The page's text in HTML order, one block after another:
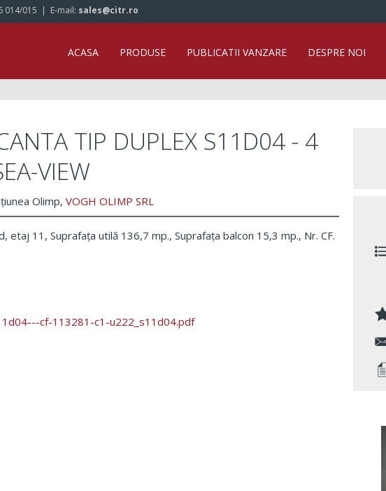
014/015 | E-mail: sales@citr.ro
ACASA PRODUSE PUBLICATII VANZARE DESPRE NOI
TIP DUPLEX S11D04 - 4
VIEW
Olimp, VOGH OLIMP SRL
11, Suprafața utilă 136,7 mp., Suprafața balcon 15,3 mp., Nr. CF.
cf-113281-c1-u222_s11d04.pdf